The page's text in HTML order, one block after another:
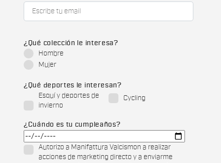
¿Qué colección le interesa?
Hombre
Mujer
¿Qué deportes le interesan?
Esquí y deportes de
invierno
Cycling
¿Cuándo es tu cumpleaños?
Autorizo a Manifattura Valcismon a realizar
acciones de marketing directo y a enviarme